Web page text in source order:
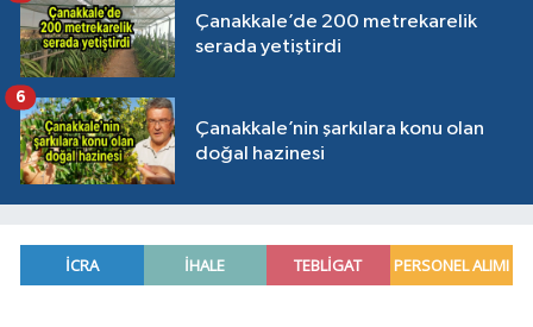
Çanakkale’de 200 metrekarelik
serada yetiştirdi
Çanakkale’nin şarkılara konu olan
doğal hazinesi
6